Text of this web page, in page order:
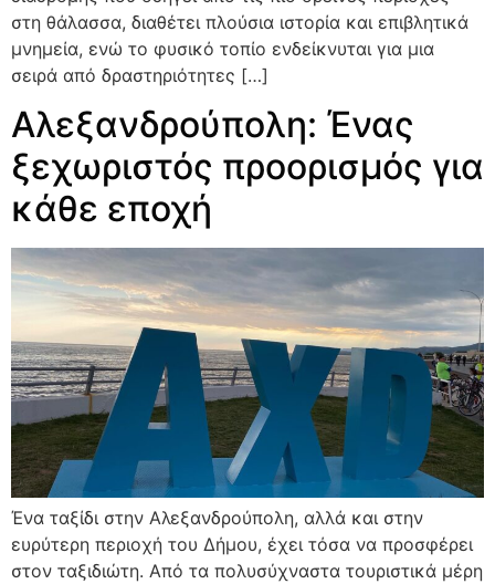
στη θάλασσα, διαθέτει πλούσια ιστορία και επιβλητικά
μνημεία, ενώ το φυσικό τοπίο ενδείκνυται για μια
σειρά από δραστηριότητες […]
Αλεξανδρούπολη: Ένας
ξεχωριστός προορισμός για
κάθε εποχή
Ένα ταξίδι στην Αλεξανδρούπολη, αλλά και στην
ευρύτερη περιοχή του Δήμου, έχει τόσα να προσφέρει
στον ταξιδιώτη. Από τα πολυσύχναστα τουριστικά μέρη